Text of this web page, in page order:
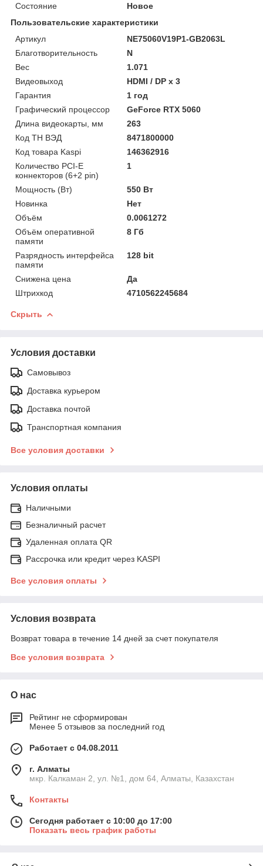
Состояние
Новое
Пользовательские характеристики
Артикул
NE75060V19P1-GB2063L
Благотворительность
N
Вес
1.071
Видеовыход
HDMI / DP x 3
Гарантия
1 год
Графический процессор
GeForce RTX 5060
Длина видеокарты, мм
263
Код ТН ВЭД
8471800000
Код товара Kaspi
146362916
Количество PCI-E
коннекторов (6+2 pin)
1
Мощность (Bт)
550 Вт
Новинка
Нет
Объём
0.0061272
Объём оперативной
памяти
8 Гб
Разрядность интерфейса
памяти
128 bit
Снижена цена
Да
Штрихкод
4710562245684
Скрыть
Условия доставки
Самовывоз
Доставка курьером
Доставка почтой
Транспортная компания
Все условия доставки
Условия оплаты
Наличными
Безналичный расчет
Удаленная оплата QR
Рассрочка или кредит через KASPI
Все условия оплаты
Условия возврата
Возврат товара в течение 14 дней за счет покупателя
Все условия возврата
О нас
Рейтинг не сформирован
Менее 5 отзывов за последний год
Работает с 04.08.2011
г. Алматы
мкр. Калкаман 2, ул. №1, дом 64, Алматы, Казахстан
Контакты
Сегодня работает с 10:00 до 17:00
Показать весь график работы